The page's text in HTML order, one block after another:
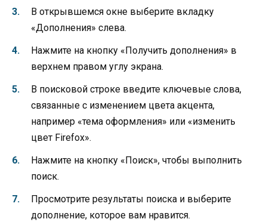
В открывшемся окне выберите вкладку
«Дополнения» слева.
Нажмите на кнопку «Получить дополнения» в
верхнем правом углу экрана.
В поисковой строке введите ключевые слова,
связанные с изменением цвета акцента,
например «тема оформления» или «изменить
цвет Firefox».
Нажмите на кнопку «Поиск», чтобы выполнить
поиск.
Просмотрите результаты поиска и выберите
дополнение, которое вам нравится.